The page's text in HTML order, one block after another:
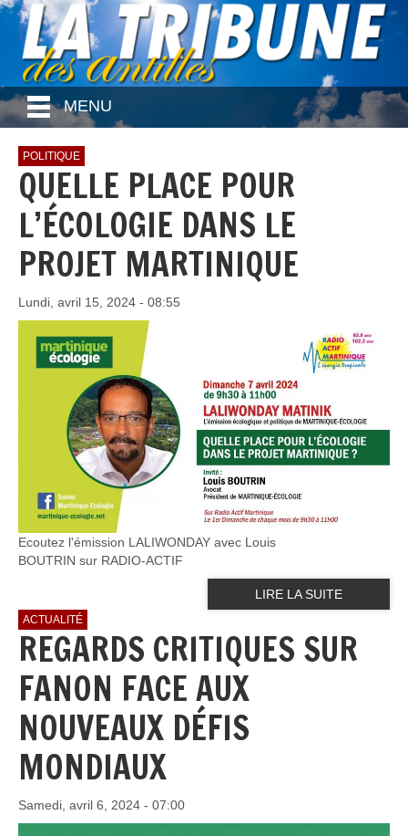
MENU
POLITIQUE
QUELLE PLACE POUR
L’ÉCOLOGIE DANS LE
PROJET MARTINIQUE
Lundi, avril 15, 2024 - 08:55
Ecoutez l'émission LALIWONDAY avec Louis
BOUTRIN sur RADIO-ACTIF
LIRE LA SUITE
ACTUALITÉ
REGARDS CRITIQUES SUR
FANON FACE AUX
NOUVEAUX DÉFIS
MONDIAUX
Samedi, avril 6, 2024 - 07:00